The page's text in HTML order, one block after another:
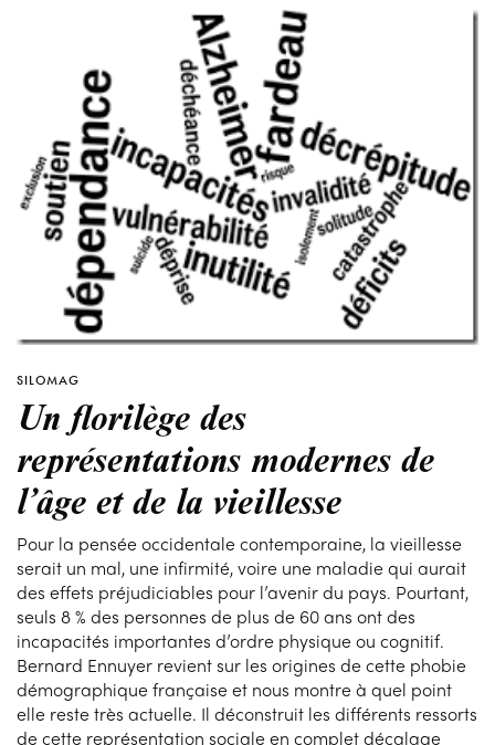
SILOMAG
Un florilège des
représentations modernes de
l’âge et de la vieillesse
Pour la pensée occidentale contemporaine, la vieillesse
serait un mal, une infirmité, voire une maladie qui aurait
des effets préjudiciables pour l’avenir du pays. Pourtant,
seuls 8 % des personnes de plus de 60 ans ont des
incapacités importantes d’ordre physique ou cognitif.
Bernard Ennuyer revient sur les origines de cette phobie
démographique française et nous montre à quel point
elle reste très actuelle. Il déconstruit les différents ressorts
de cette représentation sociale en complet décalage